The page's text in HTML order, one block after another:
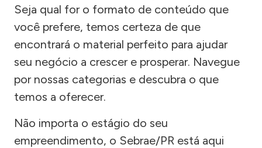
Seja qual for o formato de conteúdo que
você prefere, temos certeza de que
encontrará o material perfeito para ajudar
seu negócio a crescer e prosperar. Navegue
por nossas categorias e descubra o que
temos a oferecer.
Não importa o estágio do seu
empreendimento, o Sebrae/PR está aqui